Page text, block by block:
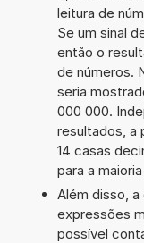
leitura de
Se um sinal
então o
de números.
seria
000 000.
resultados, a
14 casas
para a
Além disso,
expressões
possível